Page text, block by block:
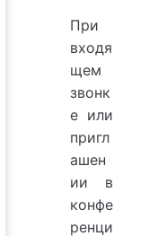
При
входя
щем
звонк
е или
пригл
ашен
ии в
конфе
ренци